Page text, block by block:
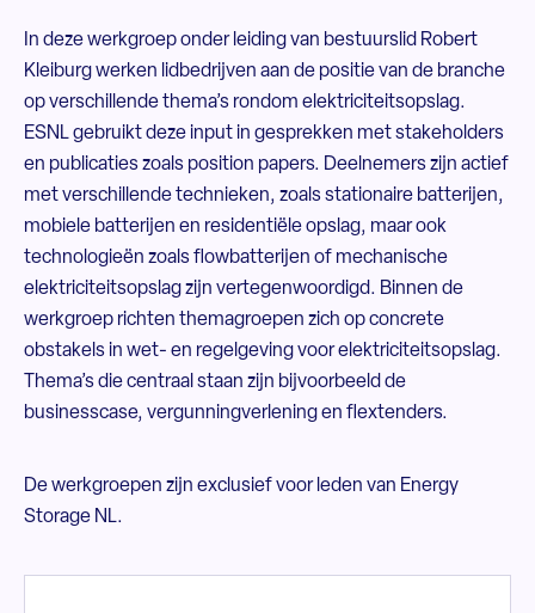
In deze werkgroep onder leiding van bestuurslid Robert
Kleiburg werken lidbedrijven aan de positie van de branche
op verschillende thema’s rondom elektriciteitsopslag.
ESNL gebruikt deze input in gesprekken met stakeholders
en publicaties zoals position papers. Deelnemers zijn actief
met verschillende technieken, zoals stationaire batterijen,
mobiele batterijen en residentiële opslag, maar ook
technologieën zoals flowbatterijen of mechanische
elektriciteitsopslag zijn vertegenwoordigd. Binnen de
werkgroep richten themagroepen zich op concrete
obstakels in wet- en regelgeving voor elektriciteitsopslag.
Thema’s die centraal staan zijn bijvoorbeeld de
businesscase, vergunningverlening en flextenders.
De werkgroepen zijn exclusief voor leden van Energy
Storage NL.